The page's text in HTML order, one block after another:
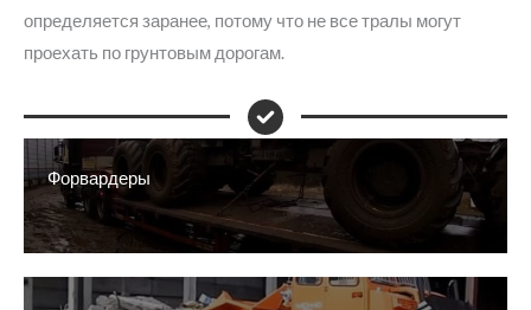
определяется заранее, потому что не все тралы могут
проехать по грунтовым дорогам.
Форвардеры